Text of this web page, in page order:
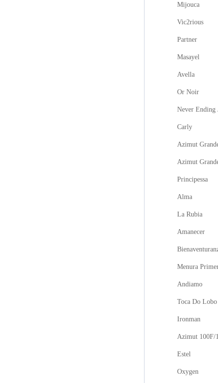
Mijouca
Vic2rious
Partner
Masayel
Avella
Or Noir
Never Ending
Carly
Azimut
Azimut
Principessa
Alma
La Rubia
Amanecer
Menura
Andiamo
Toca Do Lobo
Ironman
Azimut 100F/
Estel
Oxygen